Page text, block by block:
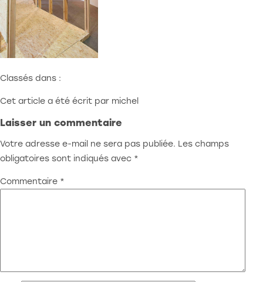
Classés dans :
Cet article a été écrit par michel
Laisser un commentaire
Votre adresse e-mail ne sera pas publiée. Les champs
obligatoires sont indiqués avec *
Commentaire *